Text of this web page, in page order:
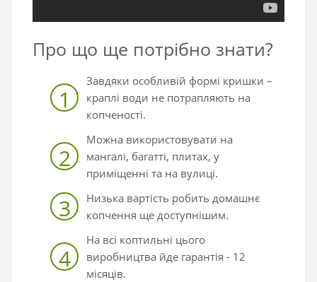
Про що ще потрібно знати?
1
Завдяки особливій формі кришки –
краплі води не потрапляють на
копченості.
2
Можна використовувати на
мангалі, багатті, плитах, у
приміщенні та на вулиці.
3
Низька вартість робить домашнє
копчення ще доступнішим.
4
На всі коптильні цього
виробництва йде гарантія - 12
місяців.